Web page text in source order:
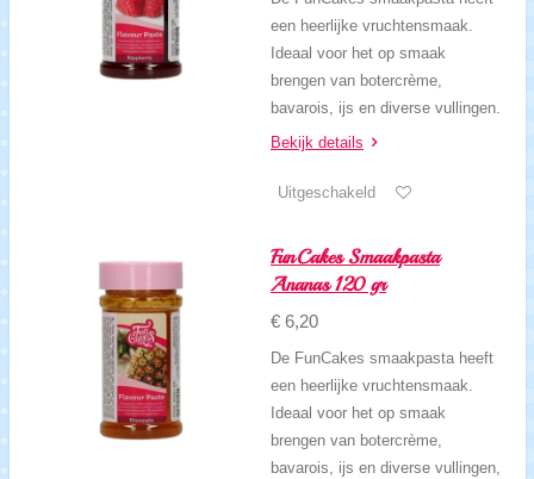
een heerlijke vruchtensmaak.
Ideaal voor het op smaak
brengen van botercrème,
bavarois, ijs en diverse vullingen.
Bekijk details
Uitgeschakeld
FunCakes Smaakpasta
Ananas 120 gr
€ 6,20
De FunCakes smaakpasta heeft
een heerlijke vruchtensmaak.
Ideaal voor het op smaak
brengen van botercrème,
bavarois, ijs en diverse vullingen,